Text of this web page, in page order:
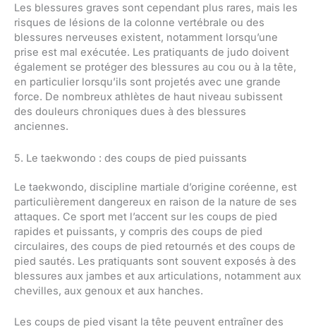
Les blessures graves sont cependant plus rares, mais les
risques de lésions de la colonne vertébrale ou des
blessures nerveuses existent, notamment lorsqu’une
prise est mal exécutée. Les pratiquants de judo doivent
également se protéger des blessures au cou ou à la tête,
en particulier lorsqu’ils sont projetés avec une grande
force. De nombreux athlètes de haut niveau subissent
des douleurs chroniques dues à des blessures
anciennes.
5. Le taekwondo : des coups de pied puissants
Le taekwondo, discipline martiale d’origine coréenne, est
particulièrement dangereux en raison de la nature de ses
attaques. Ce sport met l’accent sur les coups de pied
rapides et puissants, y compris des coups de pied
circulaires, des coups de pied retournés et des coups de
pied sautés. Les pratiquants sont souvent exposés à des
blessures aux jambes et aux articulations, notamment aux
chevilles, aux genoux et aux hanches.
Les coups de pied visant la tête peuvent entraîner des